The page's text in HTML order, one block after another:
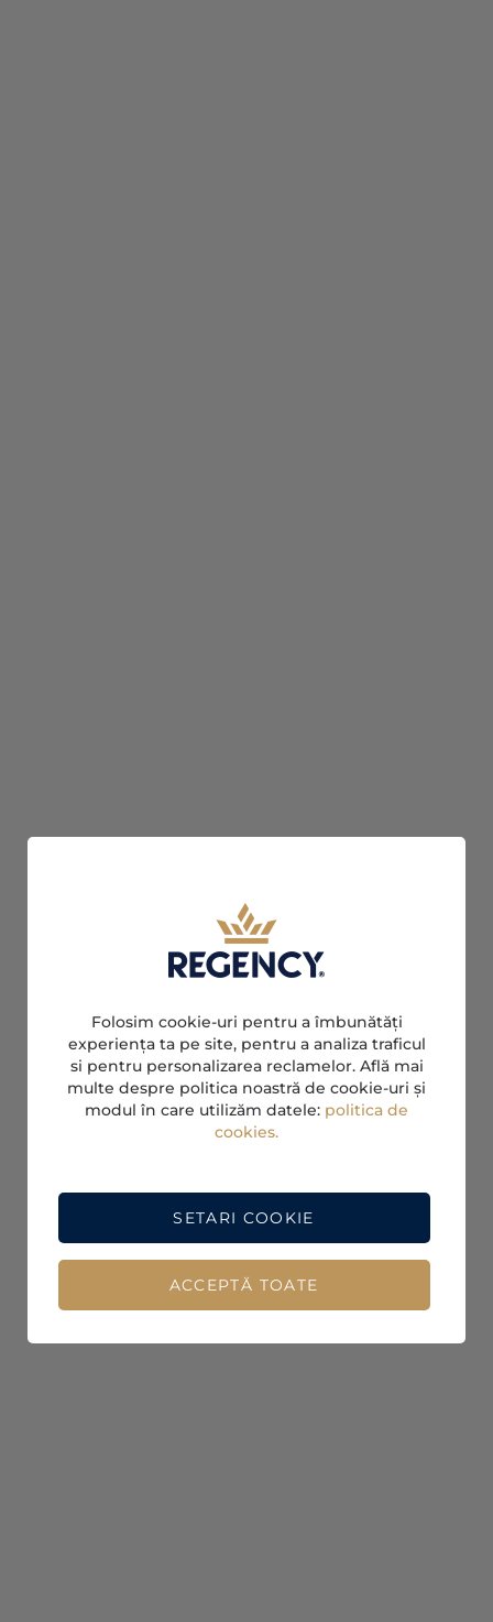
Folosim cookie-uri pentru a îmbunătăți
experiența ta pe site, pentru a analiza traficul
si pentru personalizarea reclamelor. Află mai
multe despre politica noastră de cookie-uri și
modul în care utilizăm datele: politica de
cookies.
ACCEPTĂ TOATE
SETARI COOKIE